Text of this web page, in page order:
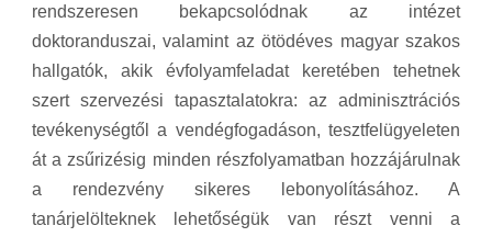
rendszeresen bekapcsolódnak az intézet
doktoranduszai, valamint az ötödéves magyar szakos
hallgatók, akik évfolyamfeladat keretében tehetnek
szert szervezési tapasztalatokra: az adminisztrációs
tevékenységtől a vendégfogadáson, tesztfelügyeleten
át a zsűrizésig minden részfolyamatban hozzájárulnak
a rendezvény sikeres lebonyolításához. A
tanárjelölteknek lehetőségük van részt venni a